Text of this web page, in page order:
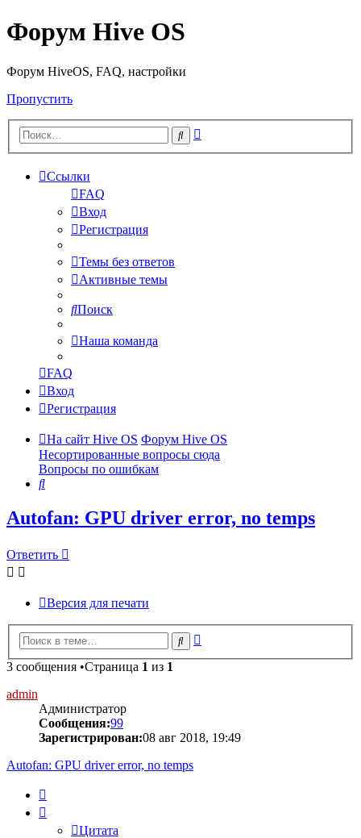
Форум Hive OS
Форум HiveOS, FAQ, настройки
Пропустить
Поиск
Ссылки
FAQ
Вход
Регистрация
Темы без ответов
Активные темы
Поиск
Наша команда
FAQ
Вход
Регистрация
На сайт Hive OS Форум Hive OS
Несортированные вопросы сюда
Вопросы по ошибкам
Поиск
Autofan: GPU driver error, no temps
Ответить
Версия для печати
Поиск
3 сообщения •Страница 1 из 1
admin
Администратор
Сообщения:99
Зарегистрирован:08 авг 2018, 19:49
Autofan: GPU driver error, no temps
Цитата